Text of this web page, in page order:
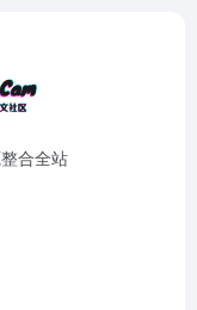
合全站